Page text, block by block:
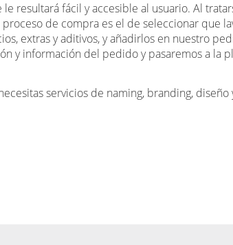
resultará fácil y accesible al usuario. Al
de compra es el de seleccionar que
extras y aditivos, y añadirlos en nuestro
y información del pedido y pasaremos a la
servicios de naming, branding, diseño